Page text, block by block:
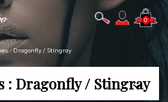
0
: Dragonfly / Stingray
: Dragonfly / Stingray